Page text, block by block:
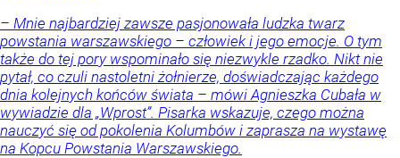
– Mnie najbardziej zawsze pasjonowała ludzka twarz
powstania warszawskiego – człowiek i jego emocje. O tym
także do tej pory wspominało się niezwykle rzadko. Nikt nie
pytał, co czuli nastoletni żołnierze, doświadczając każdego
dnia kolejnych końców świata – mówi Agnieszka Cubała w
wywiadzie dla „Wprost”. Pisarka wskazuje, czego można
nauczyć się od pokolenia Kolumbów i zaprasza na wystawę
na Kopcu Powstania Warszawskiego.